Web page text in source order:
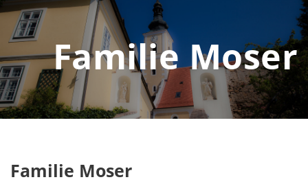
Familie Moser
Familie Moser